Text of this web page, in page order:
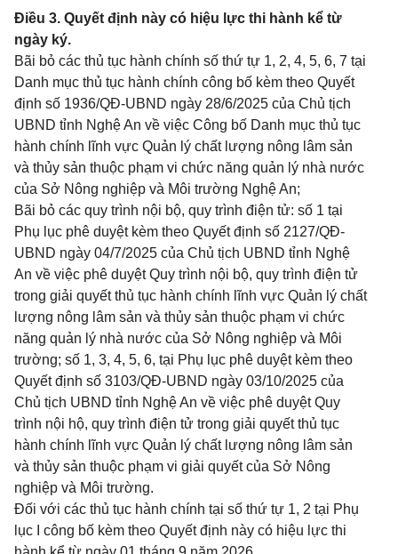
Điều 3. Quyết định này có hiệu lực thi hành kể từ
ngày ký.
Bãi bỏ các thủ tục hành chính số thứ tự 1, 2, 4, 5, 6, 7 tại
Danh mục thủ tục hành chính công bố kèm theo Quyết
định số 1936/QĐ-UBND ngày 28/6/2025 của Chủ tịch
UBND tỉnh Nghệ An về việc Công bố Danh mục thủ tục
hành chính lĩnh vực Quản lý chất lượng nông lâm sản
và thủy sản thuộc phạm vi chức năng quản lý nhà nước
của Sở Nông nghiệp và Môi trường Nghệ An;
Bãi bỏ các quy trình nội bộ, quy trình điện tử: số 1 tại
Phụ lục phê duyệt kèm theo Quyết định số 2127/QĐ-
UBND ngày 04/7/2025 của Chủ tịch UBND tỉnh Nghệ
An về việc phê duyệt Quy trình nội bộ, quy trình điện tử
trong giải quyết thủ tục hành chính lĩnh vực Quản lý chất
lượng nông lâm sản và thủy sản thuộc phạm vi chức
năng quản lý nhà nước của Sở Nông nghiệp và Môi
trường; số 1, 3, 4, 5, 6, tại Phụ lục phê duyệt kèm theo
Quyết định số 3103/QĐ-UBND ngày 03/10/2025 của
Chủ tịch UBND tỉnh Nghệ An về việc phê duyệt Quy
trình nội hộ, quy trình điện tử trong giải quyết thủ tục
hành chính lĩnh vực Quản lý chất lượng nông lâm sản
và thủy sản thuộc phạm vi giải quyết của Sở Nông
nghiệp và Môi trường.
Đối với các thủ tục hành chính tại số thứ tự 1, 2 tại Phụ
lục I công bố kèm theo Quyết định này có hiệu lực thi